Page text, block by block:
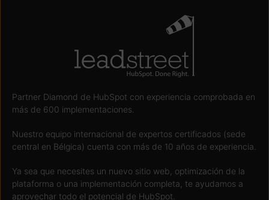
Partner Diamond de HubSpot con experiencia comprobada en
más de 600 implementaciones.
Nuestro equipo internacional de expertos certificados (sede
central en Bélgica) cuenta con más de 10 años de experiencia.
Ya sea que necesites un nuevo sitio web, optimización de la
plataforma o una implementación completa, te ayudamos a
aprovechar todo el potencial de HubSpot.